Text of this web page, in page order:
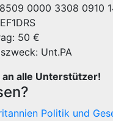
0000 3308 0910
50 €
Unt.PA
an alle Unterstützer!
Politik und